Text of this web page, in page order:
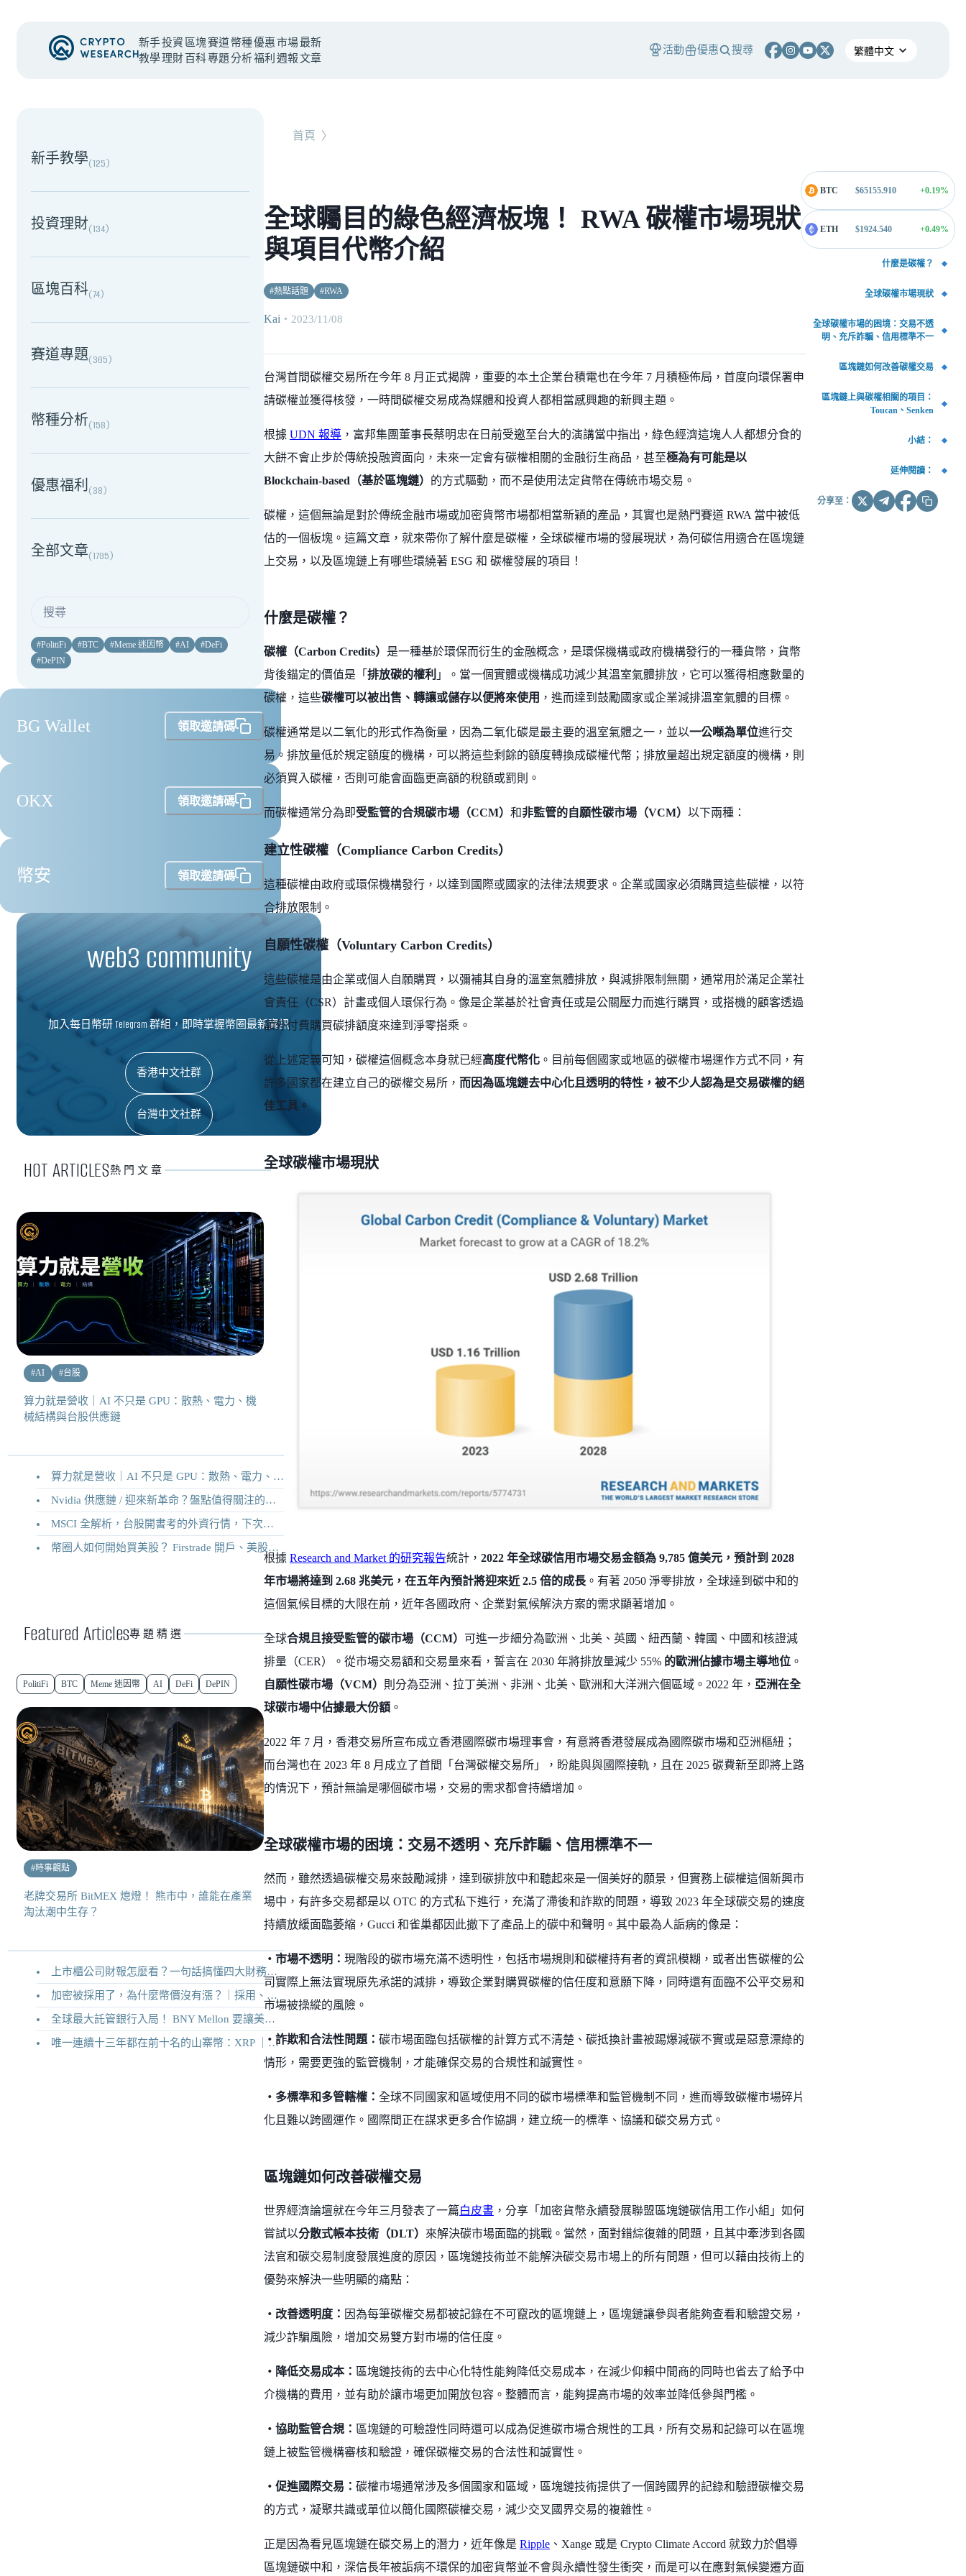
新手
教學
投資
理財
區塊
百科
賽道
專題
幣種
分析
優惠
福利
市場
週報
最新
文章
活動 優惠 搜尋
NEW EVENT
新手教學(125)
投資理財(134)
區塊百科(74)
賽道專題(365)
幣種分析(158)
優惠福利(38)
全部文章(1795)
#PolitiFi #BTC #Meme 迷因幣 #AI #DeFi
#DePIN
BG Wallet 領取邀請碼
OKX 領取邀請碼
幣安 領取邀請碼
web3 community
加入每日幣研 Telegram 群組，即時掌握幣圈最新資訊
香港中文社群
台灣中文社群
HOT ARTICLES熱門文章
#AI #台股
算力就是營收｜AI 不只是 GPU：散熱、電力、機
械結構與台股供應鏈
算力就是營收｜AI 不只是 GPU：散熱、電力、機械結構與台股供應鏈
Nvidia 供應鏈 / 迎來新革命？盤點值得關注的二十家供應鏈企業
MSCI 全解析，台股開書考的外資行情，下次調整你準備好了嗎？
幣圈人如何開始買美股？ Firstrade 開戶、美股交易機制完整教學
Featured Articles專題精選
PolitiFi BTC Meme 迷因幣 AI DeFi DePIN
#時事觀點
老牌交易所 BitMEX 熄燈！ 熊市中，誰能在產業
淘汰潮中生存？
上市櫃公司財報怎麼看？一句話搞懂四大財務報表
加密被採用了，為什麼幣價沒有漲？｜採用、收入與代幣價值捕獲
全球最大託管銀行入局！ BNY Mellon 要讓美債交易 24/7 不打烊
唯一連續十三年都在前十名的山寨幣：XRP ｜Ripple 2026 介紹
首頁 〉
全球矚目的綠色經濟板塊！ RWA 碳權市場現狀
與項目代幣介紹
#熱點話題 #RWA
Kai ・ 2023/11/08
台灣首間碳權交易所在今年 8 月正式揭牌，重要的本土企業台積電也在今年 7 月積極佈局，首度向環保署申
請碳權並獲得核發，一時間碳權交易成為媒體和投資人都相當感興趣的新興主題。
根據 UDN 報導 ，富邦集團董事長蔡明忠在日前受邀至台大的演講當中指出，綠色經濟這塊人人都想分食的
大餅不會止步於傳統投融資面向，未來一定會有碳權相關的金融衍生商品，甚至極為有可能是以
Blockchain-based（基於區塊鏈） 的方式驅動，而不是使用法定貨幣在傳統市場交易。
碳權，這個無論是對於傳統金融市場或加密貨幣市場都相當新穎的產品，其實也是熱門賽道 RWA 當中被低
估的一個板塊。這篇文章，就來帶你了解什麼是碳權，全球碳權市場的發展現狀，為何碳信用適合在區塊鏈
上交易，以及區塊鏈上有哪些環繞著 ESG 和 碳權發展的項目！
什麼是碳權？
碳權（Carbon Credits） 是一種基於環保而衍生的金融概念，是環保機構或政府機構發行的一種貨幣，貨幣
背後錨定的價值是「 排放碳的權利 」。當一個實體或機構成功減少其溫室氣體排放，它可以獲得相應數量的
碳權，這些碳權可以被出售、轉讓或儲存以便將來使用 ，進而達到鼓勵國家或企業減排溫室氣體的目標。
碳權通常是以二氧化的形式作為衡量，因為二氧化碳是最主要的溫室氣體之一，並以一公噸為單位進行交
易。排放量低於規定額度的機構，可以將這些剩餘的額度轉換成碳權代幣；排放量超出規定額度的機構，則
必須買入碳權，否則可能會面臨更高額的稅額或罰則。
而碳權通常分為即受監管的合規碳市場（CCM） 和非監管的自願性碳市場（VCM） 以下兩種：
建立性碳權（Compliance Carbon Credits）
這種碳權由政府或環保機構發行，以達到國際或國家的法律法規要求。企業或國家必須購買這些碳權，以符
合排放限制。
自願性碳權（Voluntary Carbon Credits）
這些碳權是由企業或個人自願購買，以彌補其自身的溫室氣體排放，與減排限制無關，通常用於滿足企業社
會責任（CSR）計畫或個人環保行為。像是企業基於社會責任或是公關壓力而進行購買，或搭機的顧客透過
額外付費購買碳排額度來達到淨零搭乘。
從上述定義可知，碳權這個概念本身就已經高度代幣化 。目前每個國家或地區的碳權市場運作方式不同，有
許多國家都在建立自己的碳權交易所， 而因為區塊鏈去中心化且透明的特性，被不少人認為是交易碳權的絕
佳工具。
全球碳權市場現狀
根據 Research and Market 的研究報告統計， 2022 年全球碳信用市場交易金額為 9,785 億美元，預計到 2028
年市場將達到 2.68 兆美元，在五年內預計將迎來近 2.5 倍的成長 。有著 2050 淨零排放，全球達到碳中和的
這個氣候目標的大限在前，近年各國政府、企業對氣候解決方案的需求顯著增加。
全球合規且接受監管的碳市場（CCM）
可進一步細分為歐洲、北美、英國、紐西蘭、韓國、中國和核證減
排量（CER）。從市場交易額和交易量來看，誓言在 2030 年將排放量減少 55% 的歐洲佔據市場主導地位 。
自願性碳市場（VCM） 則分為亞洲、拉丁美洲、非洲、北美、歐洲和大洋洲六個區域。2022 年， 亞洲在全
球碳市場中佔據最大份額 。
2022 年 7 月，香港交易所宣布成立香港國際碳市場理事會，有意將香港發展成為國際碳市場和亞洲樞紐；
而台灣也在 2023 年 8 月成立了首間「台灣碳權交易所」，盼能與與國際接軌，且在 2025 碳費新至即將上路
的情況下，預計無論是哪個碳市場，交易的需求都會持續增加。
全球碳權市場的困境：交易不透明、充斥詐騙、信用標準不一
然而，雖然透過碳權交易來鼓勵減排，達到碳排放中和聽起來是一個美好的願景，但實務上碳權這個新興市
場中，有許多交易都是以 OTC 的方式私下進行，充滿了滯後和詐欺的問題，導致 2023 年全球碳交易的速度
持續放緩面臨萎縮，Gucci 和雀巢都因此撤下了產品上的碳中和聲明。其中最為人詬病的像是：
・市場不透明： 現階段的碳市場充滿不透明性，包括市場規則和碳權持有者的資訊模糊，或者出售碳權的公
司實際上無法實現原先承諾的減排，導致企業對購買碳權的信任度和意願下降，同時還有面臨不公平交易和
市場被操縱的風險。
・詐欺和合法性問題： 碳市場面臨包括碳權的計算方式不清楚、碳抵換計畫被踢爆減碳不實或是惡意漂綠的
情形，需要更強的監管機制，才能確保交易的合規性和誠實性。
・多標準和多管轄權： 全球不同國家和區域使用不同的碳市場標準和監管機制不同，進而導致碳權市場碎片
化且難以跨國運作。國際間正在謀求更多合作協調，建立統一的標準、協議和碳交易方式。
區塊鏈如何改善碳權交易
世界經濟論壇就在今年三月發表了一篇 白皮書 ，分享「加密貨幣永續發展聯盟區塊鏈碳信用工作小組」如何
嘗試以分散式帳本技術（DLT） 來解決碳市場面臨的挑戰。當然，面對錯綜復雜的問題，且其中牽涉到各國
法官和碳交易制度發展進度的原因，區塊鏈技術並不能解決碳交易市場上的所有問題，但可以藉由技術上的
優勢來解決一些明顯的痛點：
・改善透明度： 因為每筆碳權交易都被記錄在不可竄改的區塊鏈上，區塊鏈讓參與者能夠查看和驗證交易，
減少詐騙風險，增加交易雙方對市場的信任度。
・降低交易成本： 區塊鏈技術的去中心化特性能夠降低交易成本，在減少仰賴中間商的同時也省去了給予中
介機構的費用，並有助於讓市場更加開放包容。整體而言，能夠提高市場的效率並降低參與門檻。
・協助監管合規： 區塊鏈的可驗證性同時還可以成為促進碳市場合規性的工具，所有交易和記錄可以在區塊
鏈上被監管機構審核和驗證，確保碳權交易的合法性和誠實性。
・促進國際交易： 碳權市場通常涉及多個國家和區域，區塊鏈技術提供了一個跨國界的記錄和驗證碳權交易
的方式，凝聚共識或單位以簡化國際碳權交易，減少交叉國界交易的複雜性。
正是因為看見區塊鏈在碳交易上的潛力，近年像是 Ripple 、Xange 或是 Crypto Climate Accord 就致力於倡導
區塊鏈碳中和，深信長年被詬病不環保的加密貨幣並不會與永續性發生衝突，而是可以在應對氣候變遷方面
BTC $65155.910 +0.19%
ETH $1924.540 +0.49%
什麼是碳權？
全球碳權市場現狀
全球碳權市場的困境：交易不透
明、充斥詐騙、信用標準不一
區塊鏈如何改善碳權交易
區塊鏈上與碳權相關的項目：
Toucan、Senken
小結：
延伸閱讀：
分享至：